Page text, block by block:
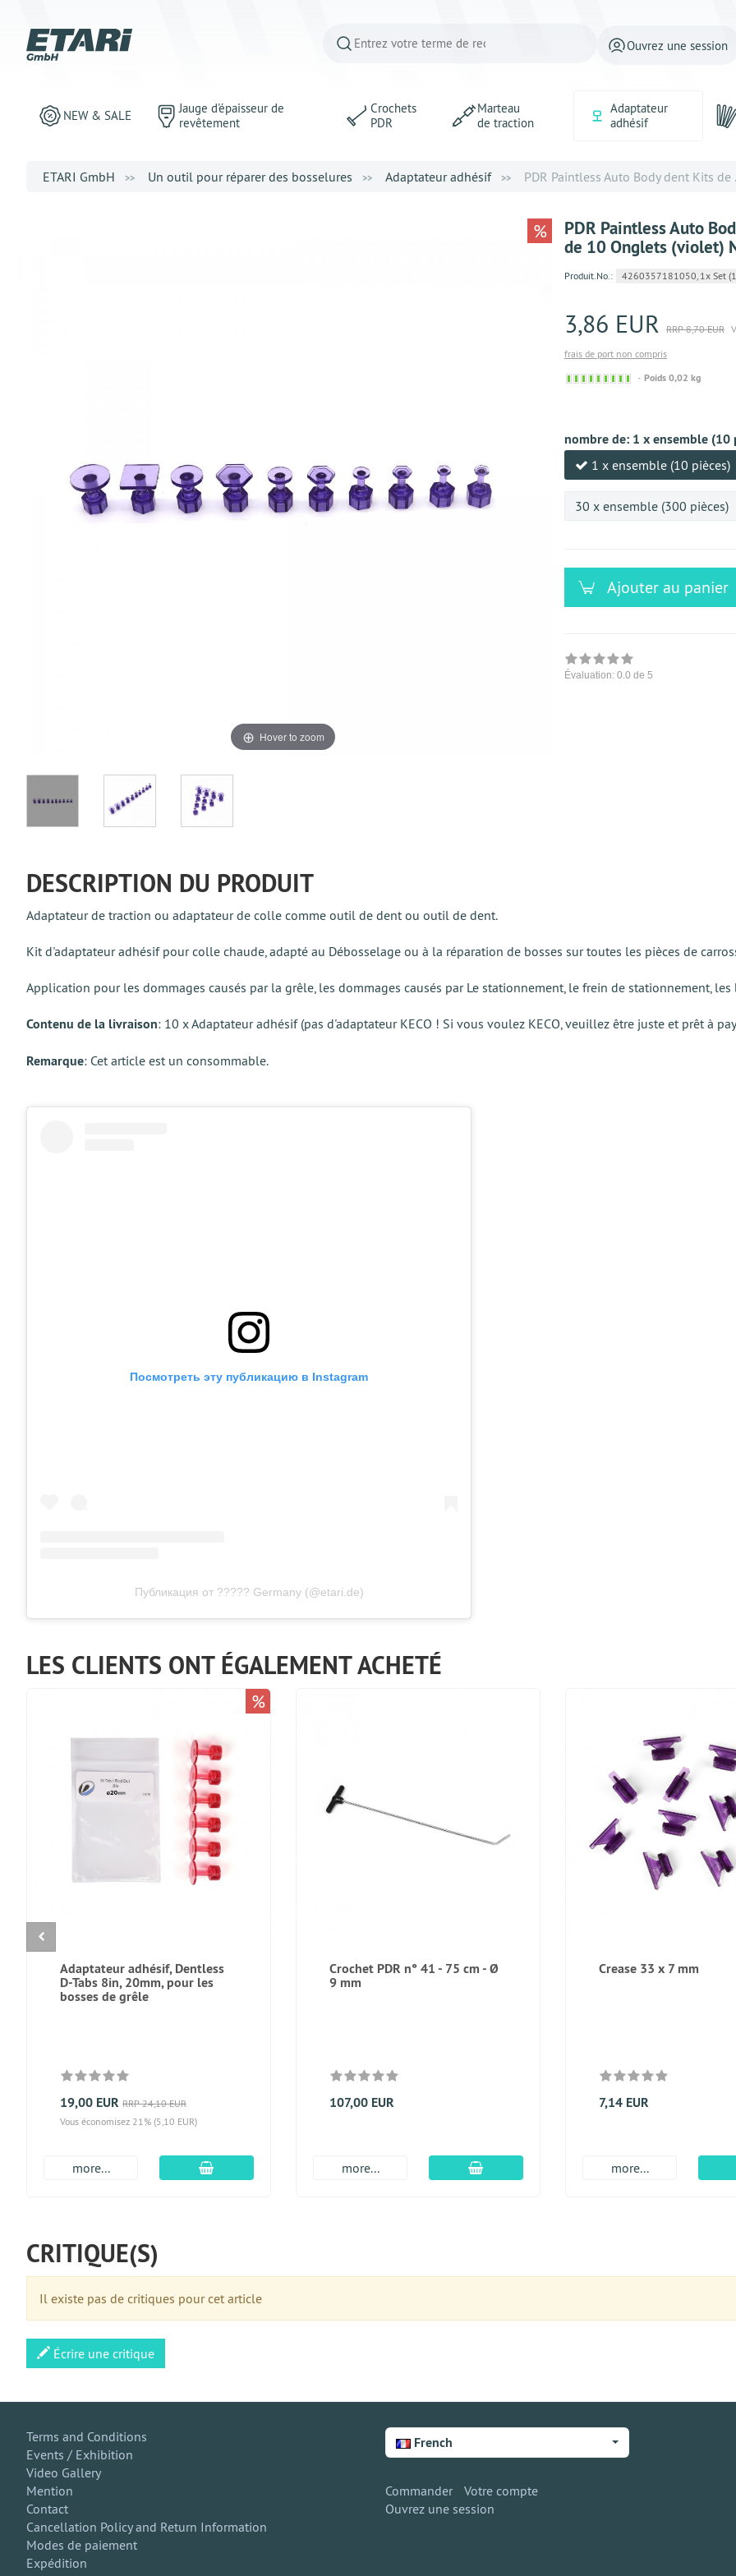
Ouvrez une session
NEW & SALE
Jauge d'épaisseur de
revêtement
Crochets
PDR
Marteau
de traction
Adaptateur
adhésif
ETARI GmbH Un outil pour réparer des bosselures Adaptateur adhésif PDR Paintless Auto Body dent Kits de
Hover to zoom
%
PDR Paintless Auto
de 10 Onglets (violet)
Produit.No.: 4260357181050, 1x Set
3,86 EUR RRP 8,70 EUR
frais de port non compris
Sofort
Poids 0,02 kg
nombre de: 1 x ensemble (10
1 x ensemble (10 pièces)
30 x ensemble (300 pièces)
Ajouter au panier
Évaluation: 0.0 de 5
DESCRIPTION DU PRODUIT
Adaptateur de traction ou adaptateur de colle comme outil de dent ou outil de dent.
Kit d'adaptateur adhésif pour colle chaude, adapté au Débosselage ou à la réparation de bosses sur toutes les pièces de
Application pour les dommages causés par la grêle, les dommages causés par Le stationnement, le frein de stationnement, les
Contenu de la livraison: 10 x Adaptateur adhésif (pas d'adaptateur KECO ! Si vous voulez KECO, veuillez être juste et prêt à
Remarque: Cet article est un consommable.
Посмотреть эту публикацию в Instagram
Публикация от ????? Germany (@etari.de)
LES CLIENTS ONT ÉGALEMENT ACHETÉ
Adaptateur adhésif, Dentless
D-Tabs 8in, 20mm, pour les
bosses de grêle
19,00 EUR RRP 24,10 EUR
Vous économisez 21% (5,10 EUR)
more... Ajouter au panier
%
Crochet PDR n° 41 - 75 cm - Ø
9 mm
107,00 EUR
more... Ajouter au panier
Crease 33 x 7 mm
7,14 EUR
more...
CRITIQUE(S)
Il existe pas de critiques pour cet article
Écrire une critique
Terms and Conditions
Events / Exhibition
Video Gallery
Mention
Contact
Cancellation Policy and Return Information
Modes de paiement
Expédition
French
Commander
Votre compte
Ouvrez une session